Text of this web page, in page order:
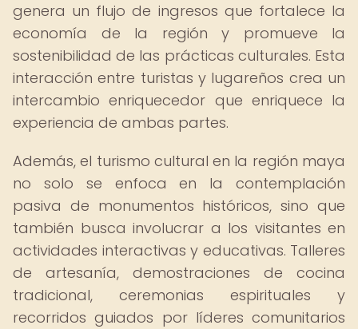
genera un flujo de ingresos que fortalece la
economía de la región y promueve la
sostenibilidad de las prácticas culturales. Esta
interacción entre turistas y lugareños crea un
intercambio enriquecedor que enriquece la
experiencia de ambas partes.
Además, el turismo cultural en la región maya
no solo se enfoca en la contemplación
pasiva de monumentos históricos, sino que
también busca involucrar a los visitantes en
actividades interactivas y educativas. Talleres
de artesanía, demostraciones de cocina
tradicional, ceremonias espirituales y
recorridos guiados por líderes comunitarios